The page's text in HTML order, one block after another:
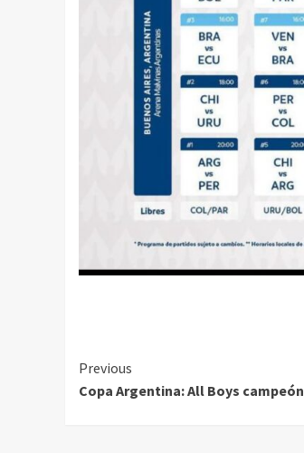
Continue
Reading
Previous
Copa Argentina: All Boys campeón